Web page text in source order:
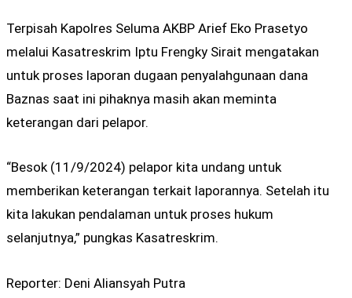
Terpisah Kapolres Seluma AKBP Arief Eko Prasetyo
melalui Kasatreskrim Iptu Frengky Sirait mengatakan
untuk proses laporan dugaan penyalahgunaan dana
Baznas saat ini pihaknya masih akan meminta
keterangan dari pelapor.
“Besok (11/9/2024) pelapor kita undang untuk
memberikan keterangan terkait laporannya. Setelah itu
kita lakukan pendalaman untuk proses hukum
selanjutnya,” pungkas Kasatreskrim.
Reporter: Deni Aliansyah Putra